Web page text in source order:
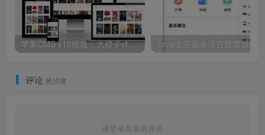
苹果CMS v10模板：大橙子vfed完美版视频网站模板
评论 抢沙发
请登录后发表评论